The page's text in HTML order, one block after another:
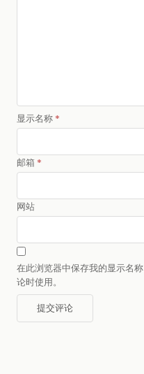
显示名称*
邮箱*
网站
在此浏览器中保存我的显示名
论时使用。